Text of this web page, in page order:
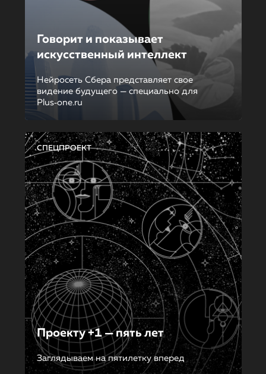
Говорит и показывает
искусственный интеллект
Нейросеть Сбера представляет свое
видение будущего — специально для
Plus‑one.ru
СПЕЦПРОЕКТ
Проекту +1 — пять лет
Заглядываем на пятилетку вперед